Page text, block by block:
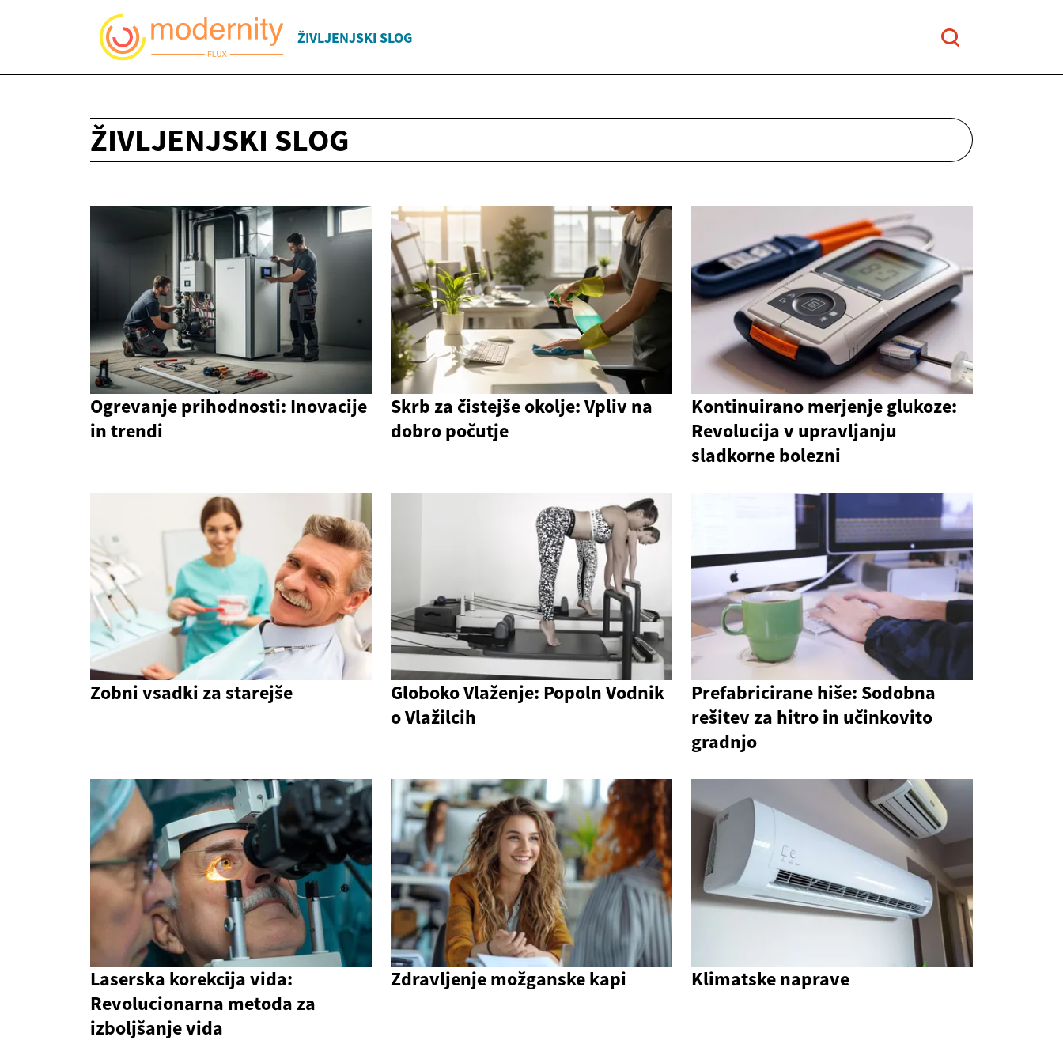
ŽIVLJENJSKI SLOG
ŽIVLJENJSKI SLOG
Ogrevanje prihodnosti: Inovacije
in trendi
Skrb za čistejše okolje: Vpliv na
dobro počutje
Kontinuirano merjenje glukoze:
Revolucija v upravljanju
sladkorne bolezni
Zobni vsadki za starejše
Globoko Vlaženje: Popoln Vodnik
o Vlažilcih
Prefabricirane hiše: Sodobna
rešitev za hitro in učinkovito
gradnjo
Laserska korekcija vida:
Revolucionarna metoda za
izboljšanje vida
Zdravljenje možganske kapi Klimatske naprave